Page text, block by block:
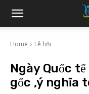
Home Lễ hội
Ngày Quốc
gốc ,ý nghĩa